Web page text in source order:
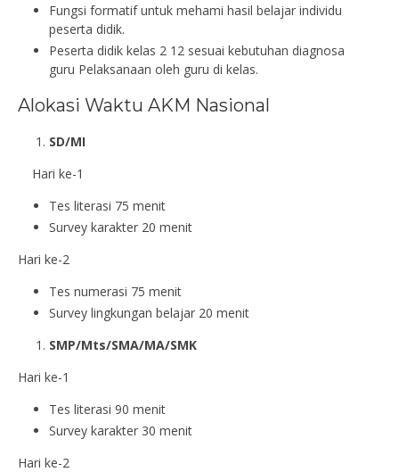
Fungsi formatif untuk mehami hasil belajar individu
peserta didik.
Peserta didik kelas 2 12 sesuai kebutuhan diagnosa
guru Pelaksanaan oleh guru di kelas.
Alokasi Waktu AKM Nasional
SD/MI
Hari ke-1
Tes literasi 75 menit
Survey karakter 20 menit
Hari ke-2
Tes numerasi 75 menit
Survey lingkungan belajar 20 menit
SMP/Mts/SMA/MA/SMK
Hari ke-1
Tes literasi 90 menit
Survey karakter 30 menit
Hari ke-2